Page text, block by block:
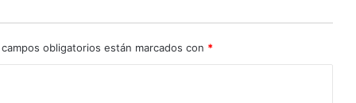
obligatorios están marcados con *